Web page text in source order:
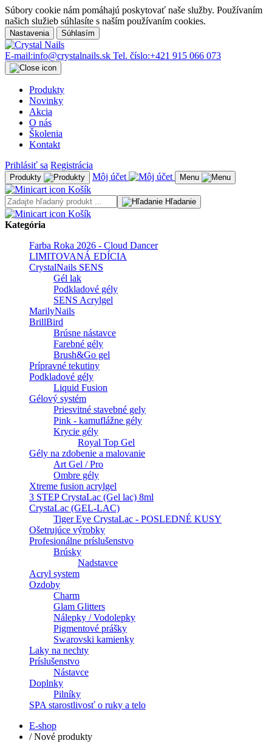
Súbory cookie nám pomáhajú poskytovať naše služby. Používaním
našich služieb súhlasíte s naším používaním cookies.
Nastavenia Súhlasím
E-mail:info@crystalnails.sk Tel. číslo:+421 915 066 073
Produkty
Novinky
Akcia
O nás
Školenia
Kontakt
Prihlásiť sa Registrácia
Produkty Môj účet Menu
Košík
Hľadanie
Košík
Kategória
Farba Roka 2026 - Cloud Dancer
LIMITOVANÁ EDÍCIA
CrystalNails SENS
Gél lak
Podkladové gély
SENS Acrylgel
MarilyNails
BrillBird
Brúsne nástavce
Farebné gély
Brush&Go gel
Prípravné tekutiny
Podkladové gély
Liquid Fusion
Gélový systém
Priesvitné stavebné gely
Pink - kamuflážne gély
Krycie gély
Royal Top Gel
Gély na zdobenie a malovanie
Art Gel / Pro
Ombre gély
Xtreme fusion acrylgel
3 STEP CrystaLac (Gel lac) 8ml
CrystaLac (GEL-LAC)
Tiger Eye CrystaLac - POSLEDNÉ KUSY
Ošetrujúce výrobky
Profesionálne príslušenstvo
Brúsky
Nadstavce
Acryl system
Ozdoby
Charm
Glam Glitters
Nálepky / Vodolepky
Pigmentové prášky
Swarovski kamienky
Laky na nechty
Príslušenstvo
Nástavce
Doplnky
Pilníky
SPA starostlivosť o ruky a telo
E-shop
/ Nové produkty